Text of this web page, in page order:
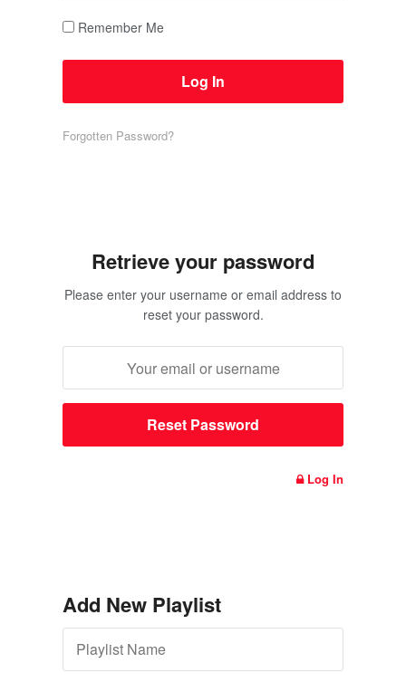
Remember Me
Forgotten Password?
Retrieve your password
Please enter your username or email address to
reset your password.
Log In
Add New Playlist